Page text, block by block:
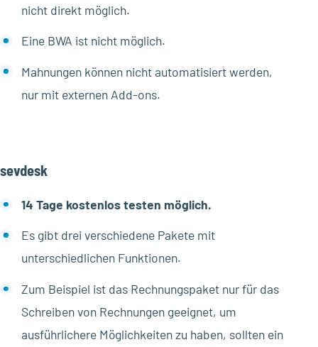
nicht direkt möglich.
Eine BWA ist nicht möglich.
Mahnungen können nicht automatisiert werden,
nur mit externen Add-ons.
sevdesk
14 Tage kostenlos testen möglich.
Es gibt drei verschiedene Pakete mit
unterschiedlichen Funktionen.
Zum Beispiel ist das Rechnungspaket nur für das
Schreiben von Rechnungen geeignet, um
ausführlichere Möglichkeiten zu haben, sollten ein